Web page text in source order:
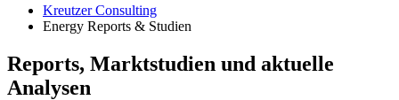
Kreutzer Consulting
Energy Reports & Studien
Reports, Marktstudien und aktuelle
Analysen